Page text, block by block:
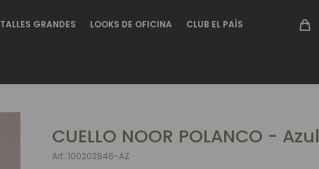
TALLES GRANDES LOOKS DE OFICINA CLUB EL PAÍS
CUELLO NOOR POLANCO - Azul
100202846-AZ